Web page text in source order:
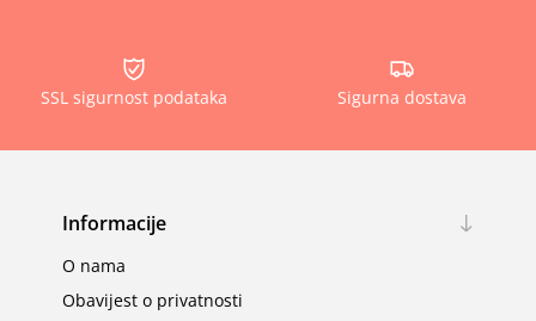
SSL sigurnost podataka Sigurna dostava
Informacije
O nama
Obavijest o privatnosti